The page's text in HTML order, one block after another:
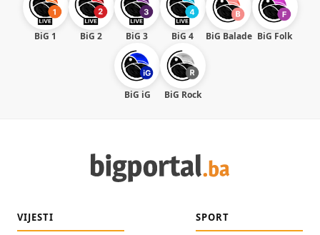
BiG 1 BiG 2 BiG 3 BiG 4 BiG Balade BiG Folk
BiG iG BiG Rock
VIJESTI SPORT